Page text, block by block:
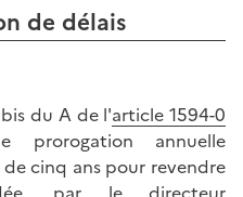
de délais
du A de l'article 1594-0
prorogation annuelle
cinq ans pour revendre